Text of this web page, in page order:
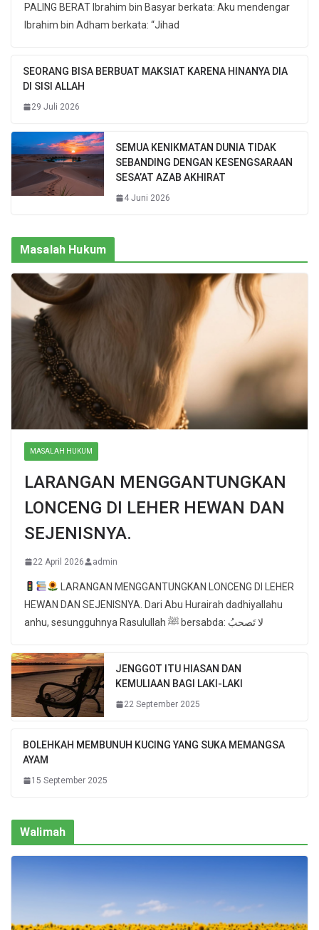
PALING BERAT Ibrahim bin Basyar berkata: Aku mendengar
Ibrahim bin Adham berkata: “Jihad
SEORANG BISA BERBUAT MAKSIAT KARENA HINANYA DIA
DI SISI ALLAH
29 Juli 2026
SEMUA KENIKMATAN DUNIA TIDAK
SEBANDING DENGAN KESENGSARAAN
SESA’AT AZAB AKHIRAT
4 Juni 2026
Masalah Hukum
MASALAH HUKUM
LARANGAN MENGGANTUNGKAN
LONCENG DI LEHER HEWAN DAN
SEJENISNYA.
22 April 2026 admin
LARANGAN MENGGANTUNGKAN LONCENG DI LEHER
HEWAN DAN SEJENISNYA. Dari Abu Hurairah dadhiyallahu
anhu, sesungguhnya Rasulullah ﷺ bersabda: لا تَصحبُ
JENGGOT ITU HIASAN DAN
KEMULIAAN BAGI LAKI-LAKI
22 September 2025
BOLEHKAH MEMBUNUH KUCING YANG SUKA MEMANGSA
AYAM
15 September 2025
Walimah